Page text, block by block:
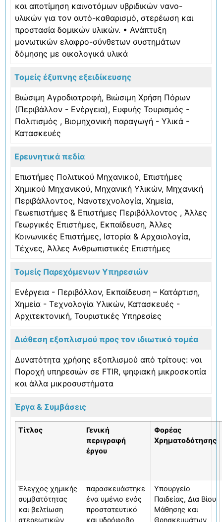
και αποτίμηση καινοτόμων υβριδικών νανο-
υλικών για τον αυτό-καθαρισμό, στερέωση και
προστασία δομικών υλικών. • Ανάπτυξη
μονωτικών ελαφρο-σύνθετων συστημάτων
δόμησης με οικολογικά υλικά
Τομείς έξυπνης εξειδίκευσης
Βιώσιμη Αγροδιατροφή, Βιώσιμη Χρήση Πόρων
(Περιβάλλον - Ενέργεια), Ευφυής Τουρισμός -
Πολιτισμός , Βιομηχανική παραγωγή - Υλικά -
Κατασκευές
Ερευνητικά πεδία
Επιστήμες Πολιτικού Μηχανικού, Επιστήμες
Χημικού Μηχανικού, Μηχανική Υλικών, Μηχανική
Περιβάλλοντος, Νανοτεχνολογία, Χημεία,
Γεωεπιστήμες & Επιστήμες Περιβάλλοντος , Άλλες
Γεωργικές Επιστήμες, Εκπαίδευση, Άλλες
Κοινωνικές Επιστήμες, Ιστορία & Αρχαιολογία,
Τέχνες, Άλλες Ανθρωπιστικές Επιστήμες
Τομείς Παρεχόμενων Υπηρεσιών
Ενέργεια - Περιβάλλον, Εκπαίδευση – Κατάρτιση,
Χημεία - Τεχνολογία Υλικών, Κατασκευές -
Αρχιτεκτονική, Τουριστικές Υπηρεσίες
Διάθεση εξοπλισμού προς τον ιδιωτικό τομέα
Δυνατότητα χρήσης εξοπλισμού από τρίτους: ναι
Παροχή υπηρεσιών σε FTIR, ψηφιακή μικροσκοπία
και άλλα μικροσυστήματα
Έργα & Συμβάσεις
Τίτλος
Γενική
περιγραφή
έργου
Φορέας
Χρηματοδότησης
Έλεγχος χημικής
συμβατότητας
και βελτίωση
στερεωτικών
παρασκευάστηκε
ένα υμένιο ενός
προστατευτικό
και υδρόφοβο
Υπουργείο
Παιδείας, ∆ια Βίου
Μάθησης και
Θρησκευμάτων